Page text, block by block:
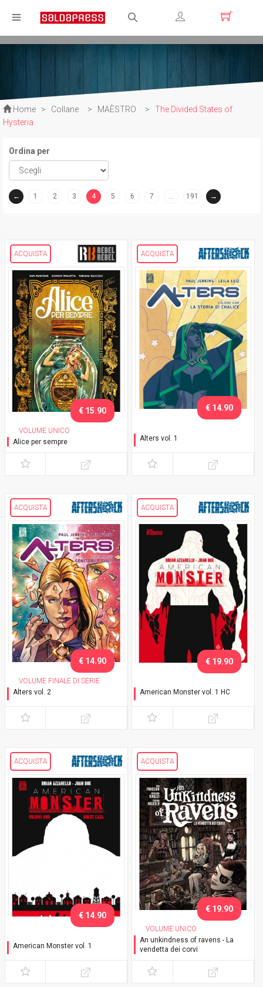
Registrati
Home > Collane > MAÈSTRO >
The Divided States of
Hysteria
Ordina per
← 1 2 3
4
5 6 7 … 191 →
ACQUISTA
VOLUME UNICO
Alice per sempre
€ 15.90
ACQUISTA
Alters vol. 1
€ 14.90
ACQUISTA
VOLUME FINALE DI SERIE
Alters vol. 2
€ 14.90
ACQUISTA
American Monster vol. 1 HC
€ 19.90
ACQUISTA
American Monster vol. 1
€ 14.90
ACQUISTA
VOLUME UNICO
An unkindness of ravens - La
vendetta dei corvi
€ 19.90